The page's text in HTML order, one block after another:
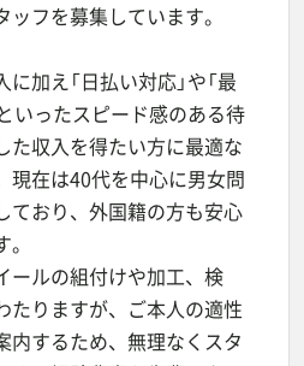
フを募集しています。
加え「日払い対応」や「最
いったスピード感のある待
た収入を得たい方に最適な
現在は40代を中心に男女問
ており、外国籍の方も安心
ールの組付けや加工、検
たりますが、ご本人の適性
内するため、無理なくスタ